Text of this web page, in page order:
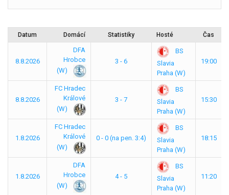
Datum Domácí Statistiky Hosté Čas
8.8.2026
DFA
Hrobce
(W)
3 - 6
BS
Slavia
Praha (W)
19:00
8.8.2026
FC Hradec
Králové
(W)
3 - 7
BS
Slavia
Praha (W)
15:30
1.8.2026
FC Hradec
Králové
(W)
0 - 0 (na pen. 3:4)
BS
Slavia
Praha (W)
18:15
1.8.2026
DFA
Hrobce
(W)
4 - 5
BS
Slavia
Praha (W)
11:20